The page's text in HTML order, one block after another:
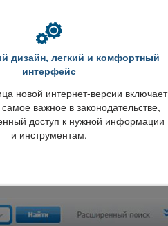
дизайн, легкий и комфортный
интерфейс
новой интернет-версии включает
важное в законодательстве,
доступ к нужной информации
и инструментам.